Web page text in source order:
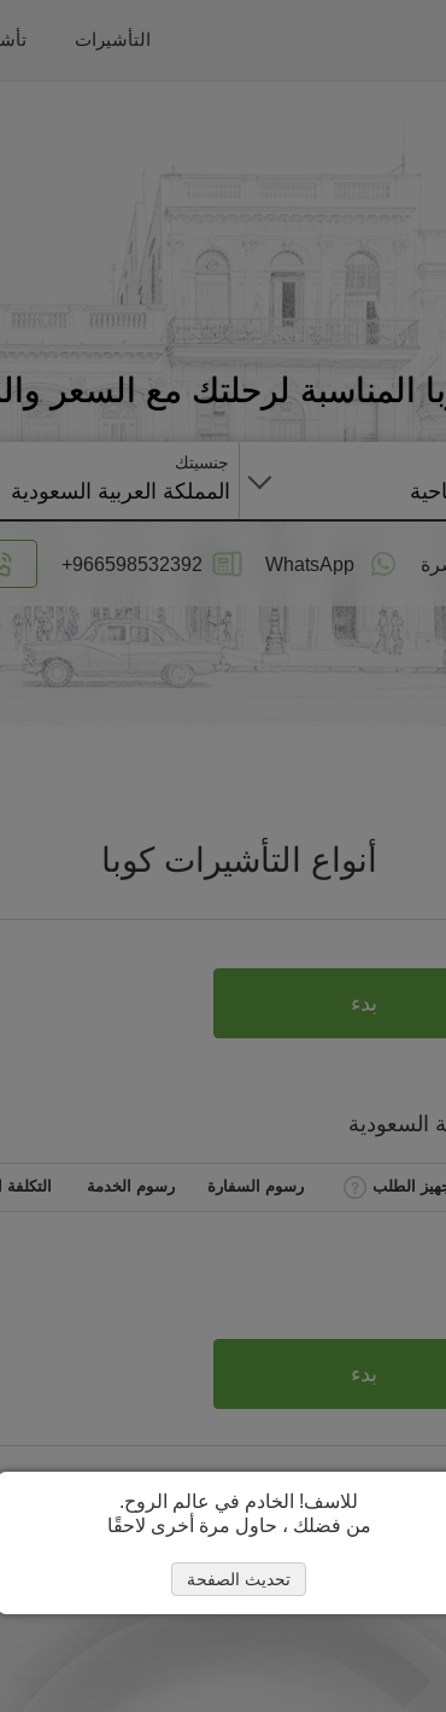
التأشيرات
المناسبة لرحلتك مع السعر
جنسيتك
المملكة العربية السعودية
WhatsApp
+966598532392
أنواع التأشيرات كوبا
بدء
السعودية
الطلب رسوم السفارة رسوم الخدمة التكلفة
بدء
للاسف! الخادم في عالم الروح.
من فضلك ، حاول مرة أخرى لاحقًا
تحديث الصفحة